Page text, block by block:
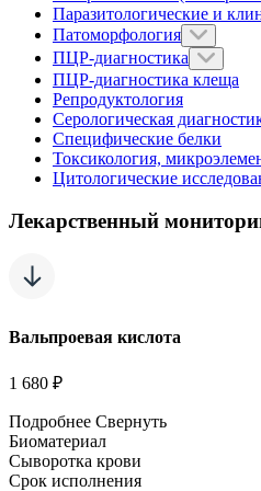
Паразитологические и
Патоморфология
ПЦР-диагностика
ПЦР-диагностика клеща
Репродуктология
Серологическая
Специфические белки
Токсикология,
Цитологические
Лекарственный
Вальпроевая кислота
1 680 ₽
Подробнее Свернуть
Биоматериал
Сыворотка крови
Срок исполнения